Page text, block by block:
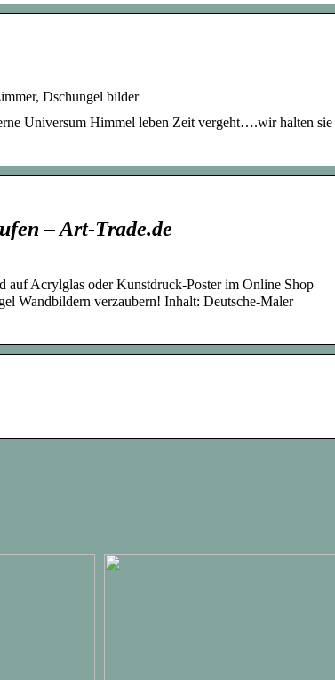
Dschungel bilder
Universum Himmel leben Zeit vergeht….wir halten sie
– Art-Trade.de
auf Acrylglas oder Kunstdruck-Poster im Online Shop
Wandbildern verzaubern! Inhalt: Deutsche-Maler